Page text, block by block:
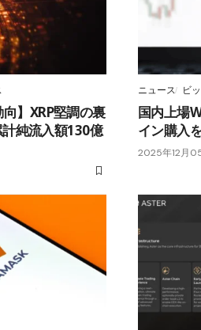
向】XRP堅調の裏
純流入額130億
ニュース ビ
国内上場
イン購入
2025年12月